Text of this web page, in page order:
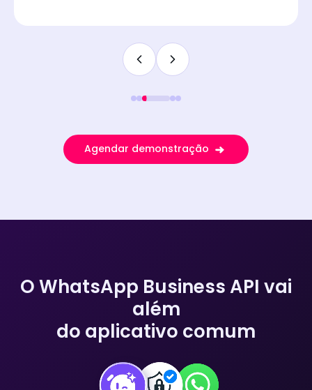
Agendar demonstração
O WhatsApp Business API vai
além
do aplicativo comum